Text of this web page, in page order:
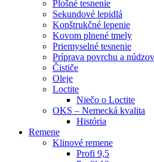
Plošné tesnenie
Sekundové lepidlá
Konštrukčné lepenie
Kovom plnené tmely
Priemyselné tesnenie
Príprava povrchu a
Čističe
Oleje
Loctite
Niečo o Loctite
OKS – Nemecká kvalita
História
Remene
Klinové remene
Profi 9,5